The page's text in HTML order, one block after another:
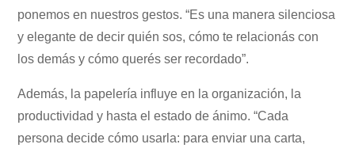
ponemos en nuestros gestos. “Es una manera silenciosa
y elegante de decir quién sos, cómo te relacionás con
los demás y cómo querés ser recordado”.
Además, la papelería influye en la organización, la
productividad y hasta el estado de ánimo. “Cada
persona decide cómo usarla: para enviar una carta,